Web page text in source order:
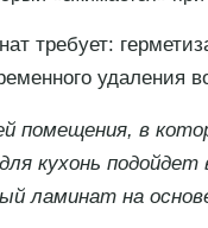
требует:
в
кухонь
ламинат на